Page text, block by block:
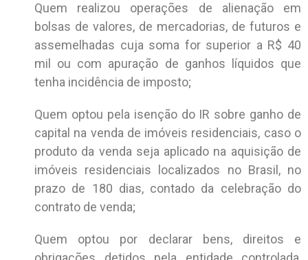
Quem realizou operações de alienação em
bolsas de valores, de mercadorias, de futuros e
assemelhadas cuja soma for superior a R$ 40
mil ou com apuração de ganhos líquidos que
tenha incidência de imposto;
Quem optou pela isenção do IR sobre ganho de
capital na venda de imóveis residenciais, caso o
produto da venda seja aplicado na aquisição de
imóveis residenciais localizados no Brasil, no
prazo de 180 dias, contado da celebração do
contrato de venda;
Quem optou por declarar bens, direitos e